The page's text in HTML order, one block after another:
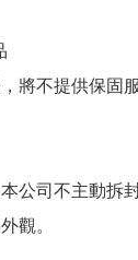
將不提供保固服
公司不主動拆
觀。